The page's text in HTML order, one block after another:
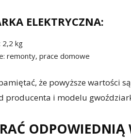
ELEKTRYCZNA:
2,2 kg
remonty, prace domowe
że powyższe wartości
producenta i modelu